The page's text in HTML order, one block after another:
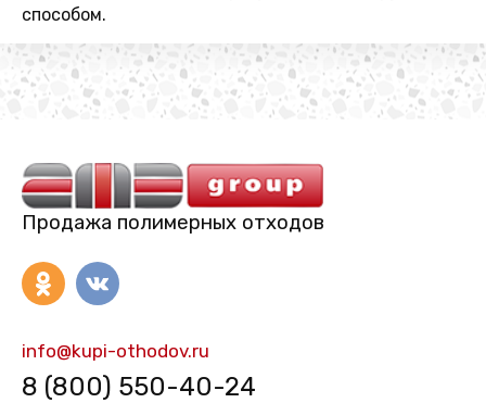
способом.
Продажа полимерных отходов
info@kupi-othodov.ru
8 (800) 550-40-24